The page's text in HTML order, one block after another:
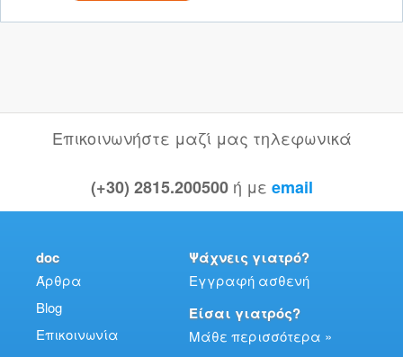
Επικοινωνήστε μαζί μας τηλεφωνικά
(+30) 2815.200500 ή με email
doc
Άρθρα
Blog
Επικοινωνία
Ψάχνεις γιατρό?
Εγγραφή ασθενή
Είσαι γιατρός?
Μάθε περισσότερα »